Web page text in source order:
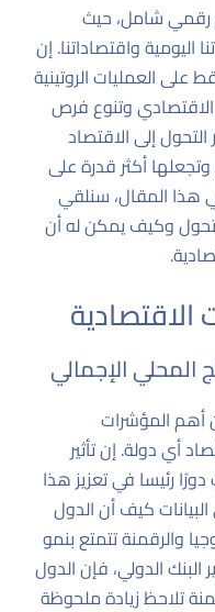
رقمي شامل، حيث
اليومية واقتصاداتنا. إن
على العمليات الروتينية
الاقتصادي وتنوع فرص
التحول إلى الاقتصاد
أكثر قدرة على
هذا المقال، سنلقي
وكيف يمكن له أن
الاقتصادية
أهم المؤشرات
أي دولة. إن تأثير
رئيسا في تعزيز هذا
كيف أن الدول
والرقمنة تتمتع بنمو
الدولي، فإن الدول
تلاحظ زيادة ملحوظة